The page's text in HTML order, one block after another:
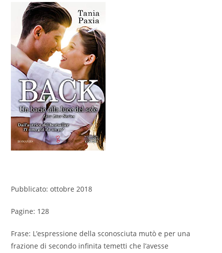
Pubblicato: ottobre 2018
Pagine: 128
Frase: L’espressione della sconosciuta mutò e per una
frazione di secondo infinita temetti che l’avesse